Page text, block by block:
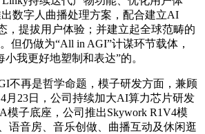
数字人曲播处理方案，配合建立AI
，提拔用户体验；并建立起全球范畴的
但仍做为“All in AGI”计谋环节载体，
我更好地塑制和表达”的。
再是哲学命题，模子研发方面，兼顾
月23日，公司持续加大AI算力芯片研发
模子底座，公司推出Skywork R1V4模
语音房、音乐创做、曲播互动及休闲逛